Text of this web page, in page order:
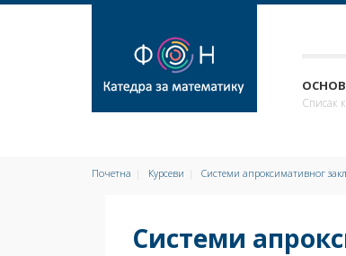
Списак
Почетна Курсеви Системи апроксимативног
Системи